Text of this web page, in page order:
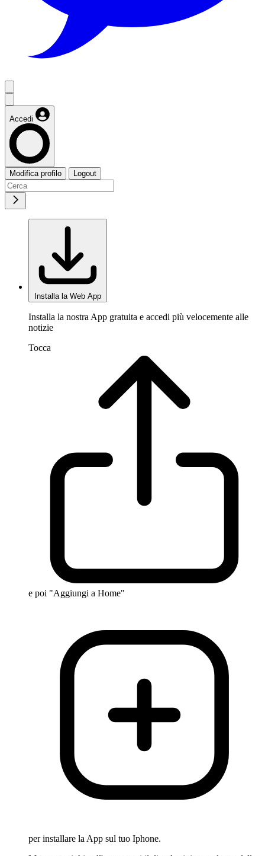
Accedi
Modifica profilo Logout
Installa la Web App
Installa la nostra App gratuita e accedi più velocemente alle
notizie
Tocca
e poi "Aggiungi a Home"
per installare la App sul tuo Iphone.